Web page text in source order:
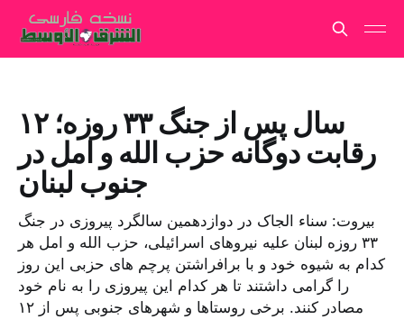
۱۲ سال پس از جنگ ۳۳ روزه؛
رقابت دوگانه حزب الله و امل در
جنوب لبنان
بیروت:‌ سناء الجاک در دوازدهمین سالگرد پیروزی در جنگ
۳۳ روزه لبنان علیه نیروهای اسرائیلی، حزب الله و امل هر
کدام به شیوه خود و با برافراشتن پرچم های حزبی این روز
را گرامی داشتند تا هر کدام این پیروزی را به نام خود
مصادر کنند. برخی روستاها و شهرهای جنوبی پس از ۱۲